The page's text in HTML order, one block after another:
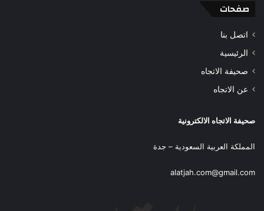
صفحات
اتصل بنا
الرئيسية
صحيفة الاتجاه
عن الاتجاه
صحيفة الاتجاه الالكترونية
المملكة العربية السعودية – جدة
alatjah.com@gmail.com